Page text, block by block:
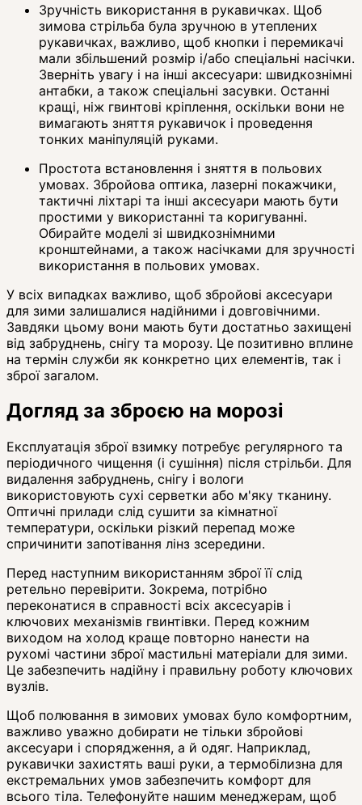
Зручність використання в рукавичках. Щоб
зимова стрільба була зручною в утеплених
рукавичках, важливо, щоб кнопки і перемикачі
мали збільшений розмір і/або спеціальні насічки.
Зверніть увагу і на інші аксесуари: швидкознімні
антабки, а також спеціальні засувки. Останні
кращі, ніж гвинтові кріплення, оскільки вони не
вимагають зняття рукавичок і проведення
тонких маніпуляцій руками.
Простота встановлення і зняття в польових
умовах. Збройова оптика, лазерні покажчики,
тактичні ліхтарі та інші аксесуари мають бути
простими у використанні та коригуванні.
Обирайте моделі зі швидкознімними
кронштейнами, а також насічками для зручності
використання в польових умовах.
У всіх випадках важливо, щоб збройові аксесуари
для зими залишалися надійними і довговічними.
Завдяки цьому вони мають бути достатньо захищені
від забруднень, снігу та морозу. Це позитивно вплине
на термін служби як конкретно цих елементів, так і
зброї загалом.
Догляд за зброєю на морозі
Експлуатація зброї взимку потребує регулярного та
періодичного чищення (і сушіння) після стрільби. Для
видалення забруднень, снігу і вологи
використовують сухі серветки або м'яку тканину.
Оптичні прилади слід сушити за кімнатної
температури, оскільки різкий перепад може
спричинити запотівання лінз зсередини.
Перед наступним використанням зброї її слід
ретельно перевірити. Зокрема, потрібно
переконатися в справності всіх аксесуарів і
ключових механізмів гвинтівки. Перед кожним
виходом на холод краще повторно нанести на
рухомі частини зброї мастильні матеріали для зими.
Це забезпечить надійну і правильну роботу ключових
вузлів.
Щоб полювання в зимових умовах було комфортним,
важливо уважно добирати не тільки збройові
аксесуари і спорядження, а й одяг. Наприклад,
рукавички захистять ваші руки, а термобілизна для
екстремальних умов забезпечить комфорт для
всього тіла. Телефонуйте нашим менеджерам, щоб